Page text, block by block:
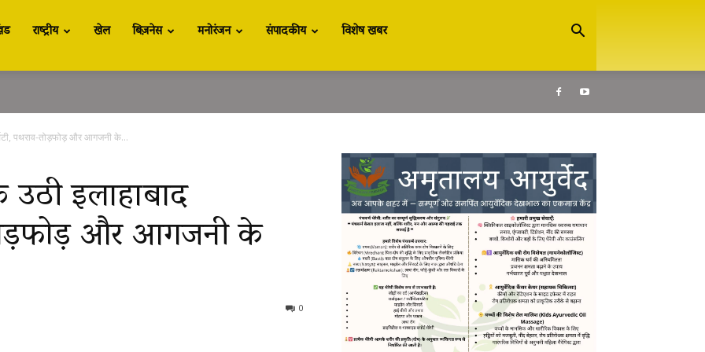
राष्ट्रीय खेल बिज़नेस मनोरंजन संपादकीय विशेष खबर
पथराव-तोड़फोड़ और आगजनी के...
इलाहाबाद
और आगजनी के
0